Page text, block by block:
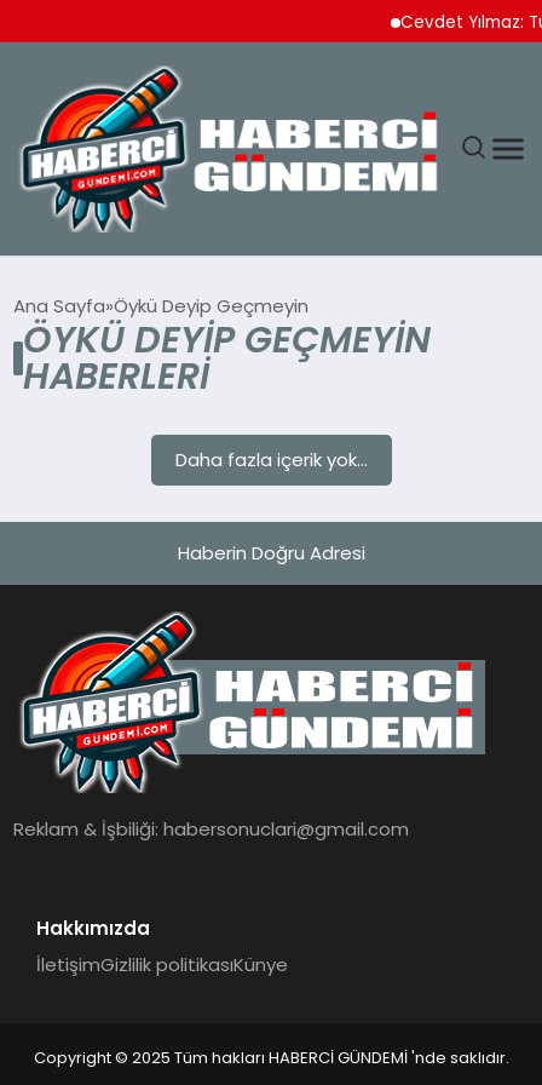
Cevdet Yılmaz:
YAŞAM
EĞITIM
SAĞLIK
TEKNOLOJI
Ana Sayfa Öykü Deyip Geçmeyin
ÖYKÜ DEYIP GEÇMEYIN
HABERLERI
Daha fazla içerik yok...
Haberin Doğru Adresi
Reklam & İşbiliği:habersonuclari@gmail.com
Hakkımızda
İletişimGizlilik politikasıKünye
Copyright © 2025 Tüm hakları HABERCİ GÜNDEMİ 'nde saklıdır.